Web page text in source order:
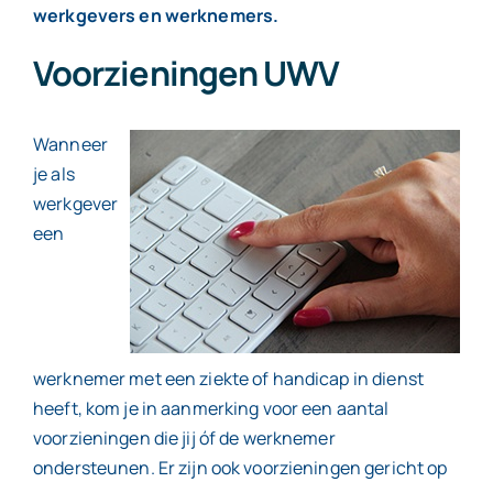
werkgevers en werknemers.
Voorzieningen UWV
Wanneer
je als
werkgever
een
werknemer met een ziekte of handicap in dienst
heeft, kom je in aanmerking voor een aantal
voorzieningen die jij óf de werknemer
ondersteunen. Er zijn ook voorzieningen gericht op